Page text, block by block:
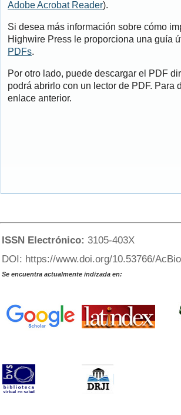
Adobe Acrobat Reader).
Si desea más información sobre cómo
Highwire Press le proporciona una guía
PDFs.
Por otro lado, puede descargar el PDF
podrá abrirlo con un lector de PDF. Para
enlace anterior.
ISSN Electrónico: 3105-403X
DOI: https://www.doi.org/10.53766/
Se encuentra actualmente indizada en: